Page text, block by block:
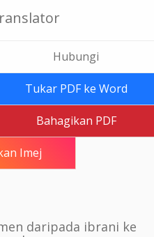
Hubungi
Tukar PDF ke Word
Bahagikan PDF
Imej
daripada ibrani ke